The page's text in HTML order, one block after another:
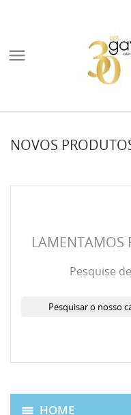

HOME
NOVOS
LAMENTAMOS
Pesquise